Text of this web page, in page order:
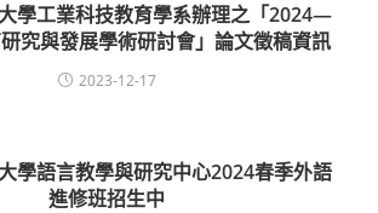
學工業科技教育學系辦理之「2024—
究與發展學術研討會」論文徵稿資訊
2023-12-17
學語言教學與研究中心2024春季外語
進修班招生中